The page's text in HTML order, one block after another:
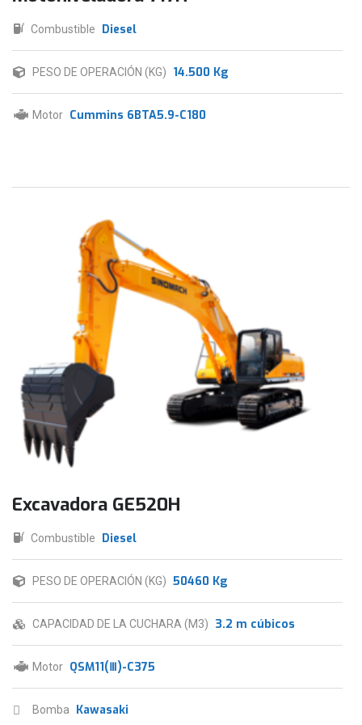
Combustible Diesel
PESO DE OPERACIÓN (KG) 14.500 Kg
Motor Cummins 6BTA5.9-C180
Excavadora GE520H
Combustible Diesel
PESO DE OPERACIÓN (KG) 50460 Kg
CAPACIDAD DE LA CUCHARA (M3) 3.2 m cúbicos
Motor QSM11(Ⅲ)-C375
Bomba Kawasaki